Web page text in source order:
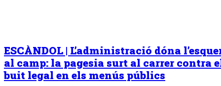
ESCÀNDOL | L’administració dóna
al camp: la pagesia surt al carrer contra
buit legal en els menús públics